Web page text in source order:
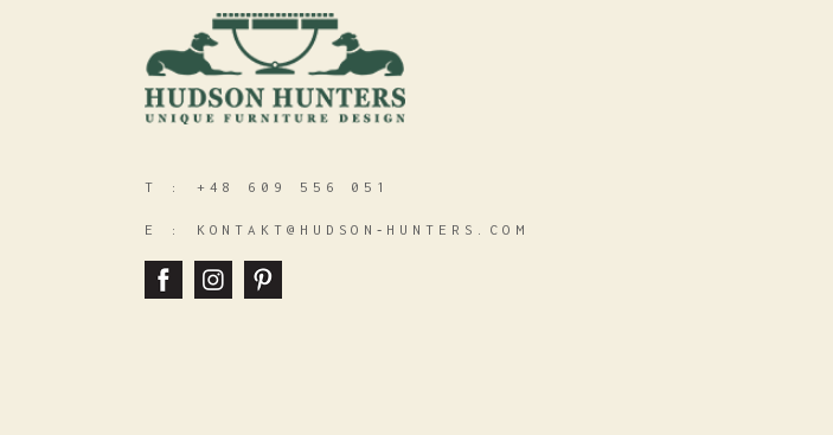
T : +48 609 556 051
E : KONTAKT@HUDSON‑HUNTERS.COM